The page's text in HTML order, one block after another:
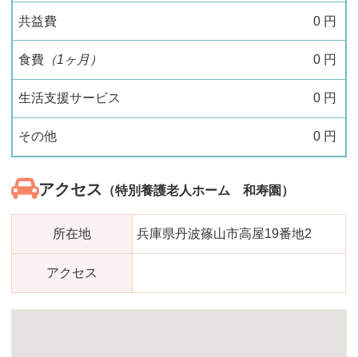
共益費 0 円
食費（1ヶ月） 0 円
生活支援サービス 0 円
その他 0 円
アクセス （特別養護老人ホーム 和寿園）
所在地 兵庫県丹波篠山市高屋19番地2
アクセス